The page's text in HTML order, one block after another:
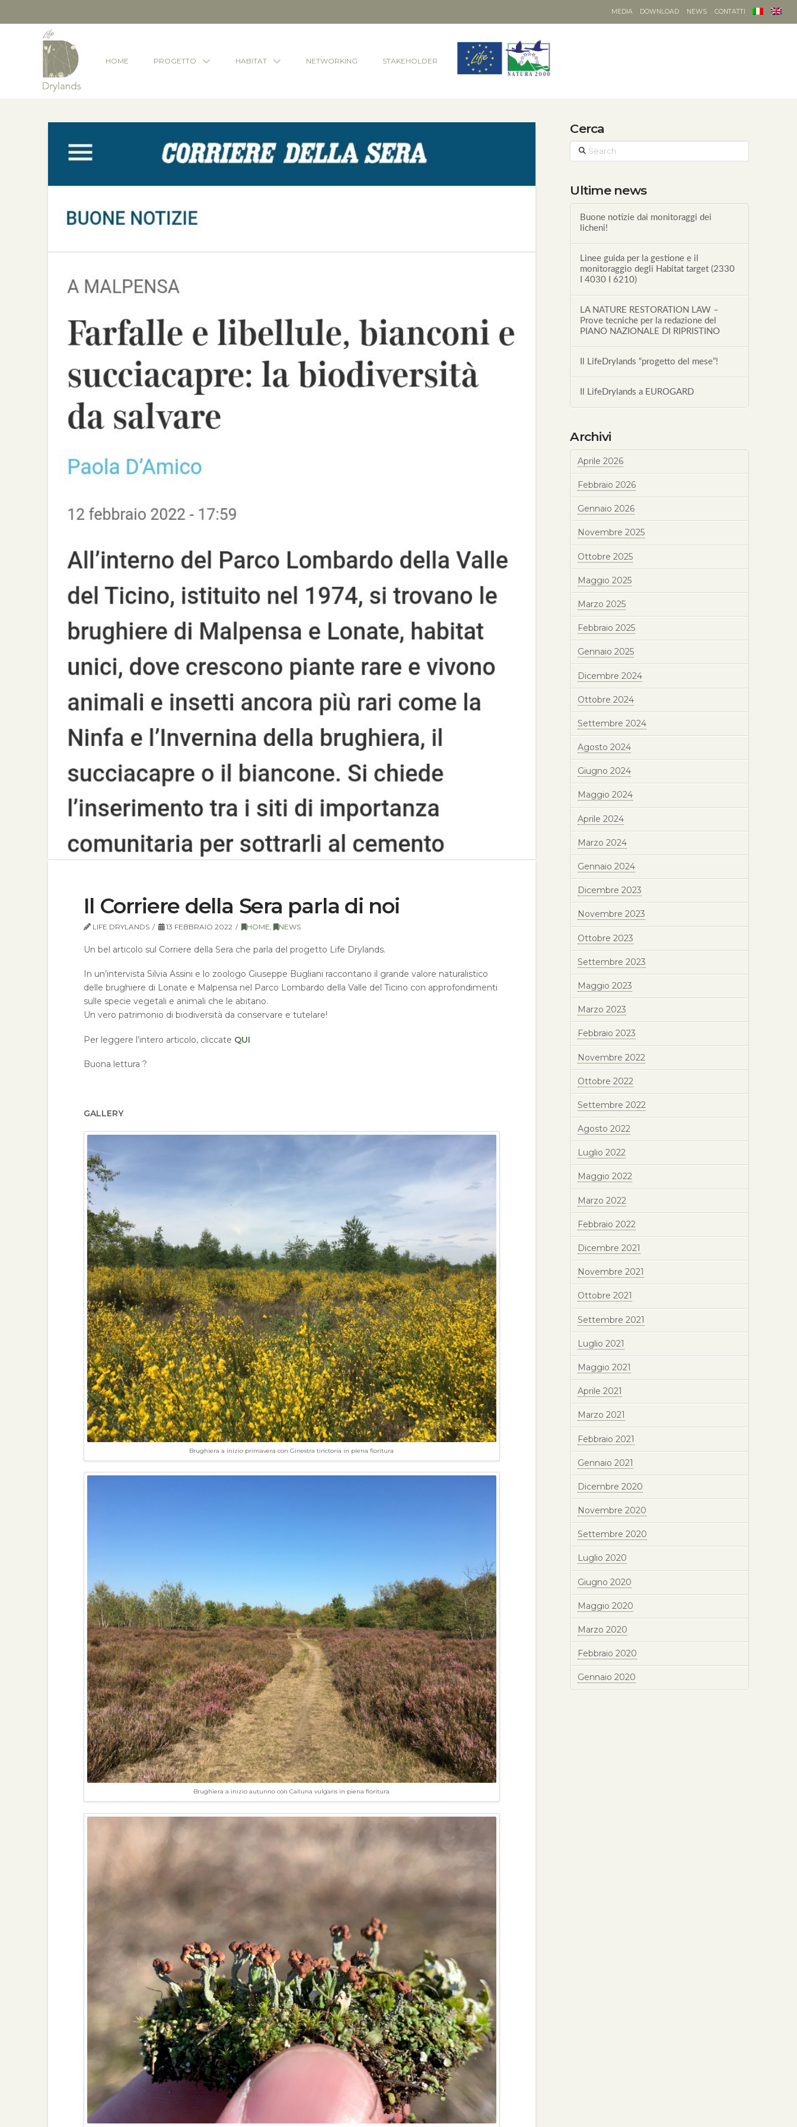
MEDIA DOWNLOAD NEWS CONTATTI
HOME PROGETTO HABITAT NETWORKING STAKEHOLDER
Il Corriere della Sera parla di noi
LIFE DRYLANDS 13 FEBBRAIO 2022 HOME, NEWS
Un bel articolo sul Corriere della Sera che parla del progetto Life Drylands.
In un’intervista Silvia Assini e lo zoologo Giuseppe Bugliani raccontano il grande valore naturalistico
delle brughiere di Lonate e Malpensa nel Parco Lombardo della Valle del Ticino con approfondimenti
sulle specie vegetali e animali che le abitano.
Un vero patrimonio di biodiversità da conservare e tutelare!
Per leggere l’intero articolo, cliccate QUI
Buona lettura ?
GALLERY
Brughiera a inizio primavera con Ginestra tinctoria in piena fioritura
Brughiera a inizio autunno con Calluna vulgaris in piena fioritura
Cerca
Search
Ultime news
Buone notizie dai monitoraggi dei
licheni!
Linee guida per la gestione e il
monitoraggio degli Habitat target (2330
I 4030 I 6210)
LA NATURE RESTORATION LAW –
Prove tecniche per la redazione del
PIANO NAZIONALE DI RIPRISTINO
Il LifeDrylands “progetto del mese”!
Il LifeDrylands a EUROGARD
Archivi
Aprile 2026
Febbraio 2026
Gennaio 2026
Novembre 2025
Ottobre 2025
Maggio 2025
Marzo 2025
Febbraio 2025
Gennaio 2025
Dicembre 2024
Ottobre 2024
Settembre 2024
Agosto 2024
Giugno 2024
Maggio 2024
Aprile 2024
Marzo 2024
Gennaio 2024
Dicembre 2023
Novembre 2023
Ottobre 2023
Settembre 2023
Maggio 2023
Marzo 2023
Febbraio 2023
Novembre 2022
Ottobre 2022
Settembre 2022
Agosto 2022
Luglio 2022
Maggio 2022
Marzo 2022
Febbraio 2022
Dicembre 2021
Novembre 2021
Ottobre 2021
Settembre 2021
Luglio 2021
Maggio 2021
Aprile 2021
Marzo 2021
Febbraio 2021
Gennaio 2021
Dicembre 2020
Novembre 2020
Settembre 2020
Luglio 2020
Giugno 2020
Maggio 2020
Marzo 2020
Febbraio 2020
Gennaio 2020